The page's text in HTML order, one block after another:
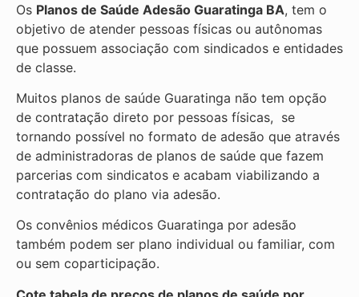
Os Planos de Saúde Adesão Guaratinga BA, tem o
objetivo de atender pessoas físicas ou autônomas
que possuem associação com sindicados e entidades
de classe.
Muitos planos de saúde Guaratinga não tem opção
de contratação direto por pessoas físicas, se
tornando possível no formato de adesão que através
de administradoras de planos de saúde que fazem
parcerias com sindicatos e acabam viabilizando a
contratação do plano via adesão.
Os convênios médicos Guaratinga por adesão
também podem ser plano individual ou familiar, com
ou sem coparticipação.